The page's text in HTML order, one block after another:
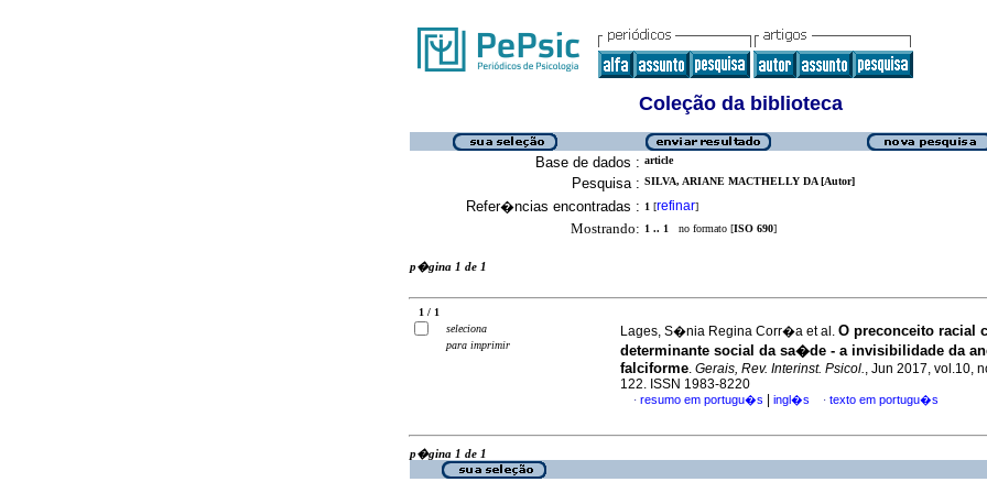
Coleção da biblioteca
Base de dados : article
Pesquisa : SILVA, ARIANE MACTHELLY DA [Autor]
Refer�ncias encontradas : 1 [refinar]
Mostrando: 1 .. 1 no formato [ISO 690]
p�gina 1 de 1
1 / 1
seleciona
para imprimir
Lages, S�nia Regina Corr�a et al. O preconceito racial
determinante social da sa�de - a invisibilidade da
falciforme. Gerais, Rev. Interinst. Psicol., Jun 2017, vol.10,
122. ISSN 1983-8220
· resumo em portugu�s ingl�s · texto em portugu�s
p�gina 1 de 1